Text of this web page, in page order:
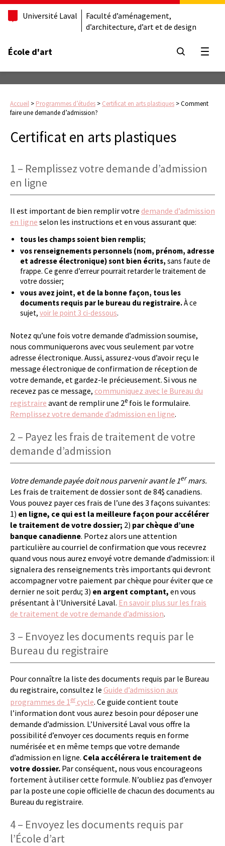
Université Laval
Faculté d’aménagement,
d’architecture, d’art et de design
École d'art
Accueil > Programmes d’études > Certificat en arts plastiques >Comment
faire une demande d’admission?
Certificat en arts plastiques
1 – Remplissez votre demande d’admission
en ligne
Il est important de bien remplir votre demande d’admission
en ligne selon les instructions et en vous assurant que:
tous les champs soient bien remplis;
vos renseignements personnels (nom, prénom, adresse
et adresse électronique) sont bien écrits, sans faute de
frappe. Ce genre d’erreur pourrait retarder le traitement de
votre dossier;
vous avez joint, et de la bonne façon, tous les
documents requis par le bureau du registraire.À ce
sujet, voir le point 3 ci-dessous.
Notez qu’une fois votre demande d’admission soumise,
nous communiquerons avec vous seulement par votre
adresse électronique. Aussi, assurez-vous d’avoir reçu le
message électronique de confirmation de réception de
votre demande, et gardez-le précieusement. Si vous ne
recevez pas ce message, communiquez avec le Bureau du
registraire avant de remplir une 2e fois le formulaire.
Remplissez votre demande d’admission en ligne.
2 – Payez les frais de traitement de votre
demande d’admission
Votre demande payée doit nous parvenir avant le 1ermars.
Les frais de traitement de dossier sont de 84$ canadiens.
Vous pouvez payer ces frais de l’une des 3 façons suivantes:
1) en ligne, ce qui est la meilleure façon pour accélérer
le traitement de votre dossier; 2) par chèque d’une
banque canadienne. Portez alors une attention
particulière au courriel de confirmation que vous recevrez
quand vous nous aurez envoyé votre demande d’admission: il
signalera des renseignements très importants qui devront
accompagner votre paiement par chèque pour éviter que ce
dernier ne soit perdu; 3) en argent comptant, en vous
présentant à l’Université Laval. En savoir plus sur les frais
de traitement de votre demande d’admission.
3 – Envoyez les documents requis par le
Bureau du registraire
Pour connaître la liste des documents requis par le Bureau
du registraire, consultez le Guide d’admission aux
programmes de 1 ercycle. Ce guide contient toute
l’information dont vous aurez besoin pour déposer une
demande d’admission. L’Université Laval vous offre la
possibilité d’envoyer ces documents requis en forme
numérisée et en même temps que votre demande
d’admission en ligne. Cela accélérera le traitement de
votre dossier. Par conséquent, nous vous encourageons
fortement à utiliser cette formule. N’oubliez pas d’envoyer
par la poste une copie officielle de chacun des documents au
Bureau du registraire.
4 – Envoyez les documents requis par
l’École d’art